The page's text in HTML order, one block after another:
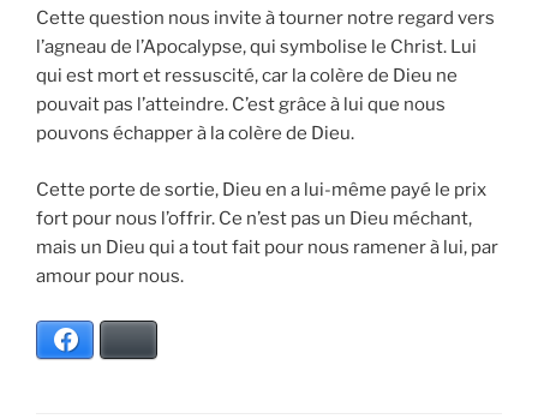
Cette question nous invite à tourner notre regard vers
l’agneau de l’Apocalypse, qui symbolise le Christ. Lui
qui est mort et ressuscité, car la colère de Dieu ne
pouvait pas l’atteindre. C’est grâce à lui que nous
pouvons échapper à la colère de Dieu.
Cette porte de sortie, Dieu en a lui-même payé le prix
fort pour nous l’offrir. Ce n’est pas un Dieu méchant,
mais un Dieu qui a tout fait pour nous ramener à lui, par
amour pour nous.